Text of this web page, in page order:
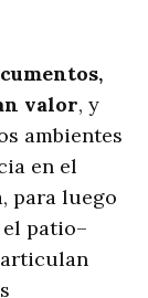
valor, y
ambientes
en el
para luego
patio–